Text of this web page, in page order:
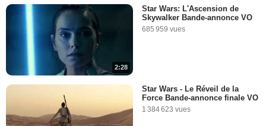
2:30
1:35
Que sait-on sur "Star Wars -
Et si c'était vrai ?
2:28
Star Wars: L'Ascension de
Skywalker Bande-annonce VO
685 959 vues
Star Wars - Le Réveil de la
Force Bande-annonce finale VO
1 384 623 vues